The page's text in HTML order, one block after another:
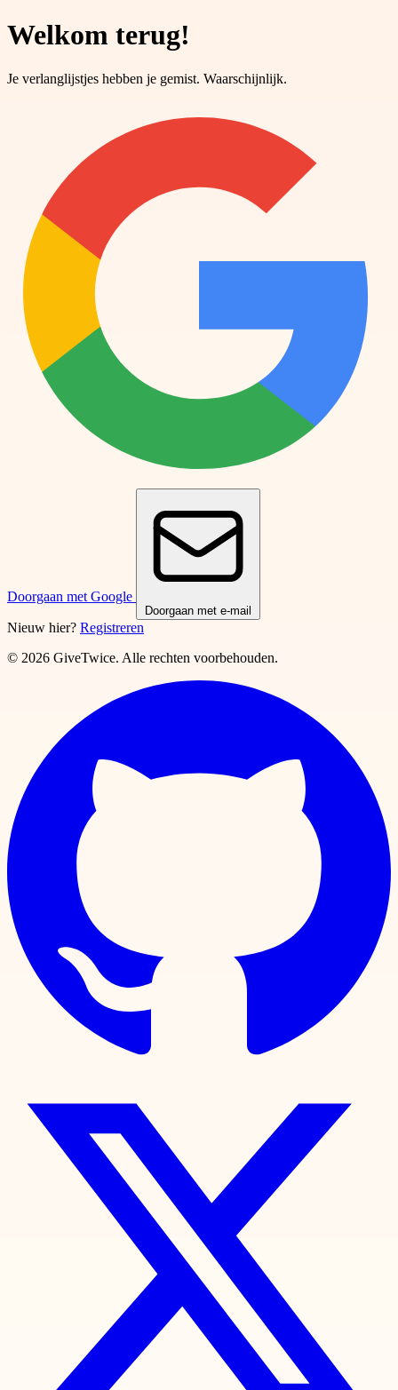
Welkom terug!
Je verlanglijstjes hebben je gemist. Waarschijnlijk.
Doorgaan met Google
Doorgaan met e-mail
Nieuw hier? Registreren
© 2026 GiveTwice. Alle rechten voorbehouden.